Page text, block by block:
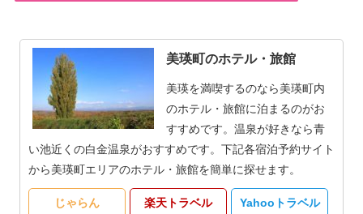
美瑛町のホテル・旅館
美瑛を満喫するのなら美瑛町内
のホテル・旅館に泊まるのがお
すすめです。温泉が好きなら青
い池近くの白金温泉がおすすめです。下記各宿泊予約サイト
から美瑛町エリアのホテル・旅館を簡単に探せます。
じゃらん 楽天トラベル Yahooトラベル